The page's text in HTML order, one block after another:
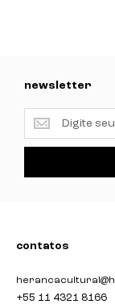
newsletter
newsletter
contatos
+55 11 4321 8166